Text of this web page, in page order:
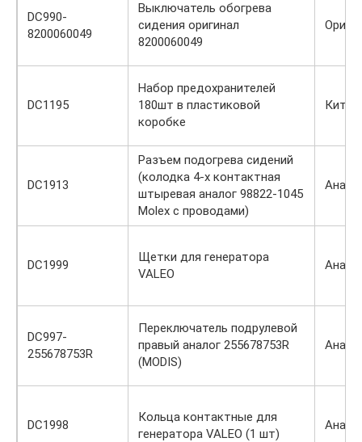
DC990-
8200060049
Выключатель обогрева
сидения оригинал
8200060049
DC1195
Набор предохранителей
180шт в пластиковой
коробке
Китай
DC1913
Разъем подогрева сидений
(колодка 4-х контактная
штыревая аналог 98822-1045
Molex с проводами)
DC1999
Щетки для генератора
VALEO
DC997-
255678753R
Переключатель подрулевой
правый аналог 255678753R
(MODIS)
DC1998
Кольца контактные для
генератора VALEO (1 шт)